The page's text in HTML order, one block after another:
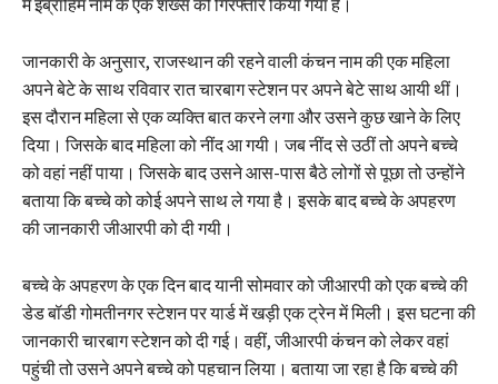
जानकारी के अनुसार, राजस्थान की रहने वाली कंचन नाम की एक महिला
अपने बेटे के साथ रविवार रात चारबाग स्टेशन पर अपने बेटे साथ आयी थीं।
इस दौरान महिला से एक व्यक्ति बात करने लगा और उसने कुछ खाने के लिए
दिया। जिसके बाद महिला को नींद आ गयी। जब नींद से उठीं तो अपने बच्चे
को वहां नहीं पाया। जिसके बाद उसने आस-पास बैठे लोगों से पूछा तो उन्होंने
बताया कि बच्चे को कोई अपने साथ ले गया है। इसके बाद बच्चे के अपहरण
की जानकारी जीआरपी को दी गयी।
बच्चे के अपहरण के एक दिन बाद यानी सोमवार को जीआरपी को एक बच्चे की
डेड बॉडी गोमतीनगर स्टेशन पर यार्ड में खड़ी एक ट्रेन में मिली। इस घटना की
जानकारी चारबाग स्टेशन को दी गई। वहीं, जीआरपी कंचन को लेकर वहां
पहुंची तो उसने अपने बच्चे को पहचान लिया। बताया जा रहा है कि बच्चे की